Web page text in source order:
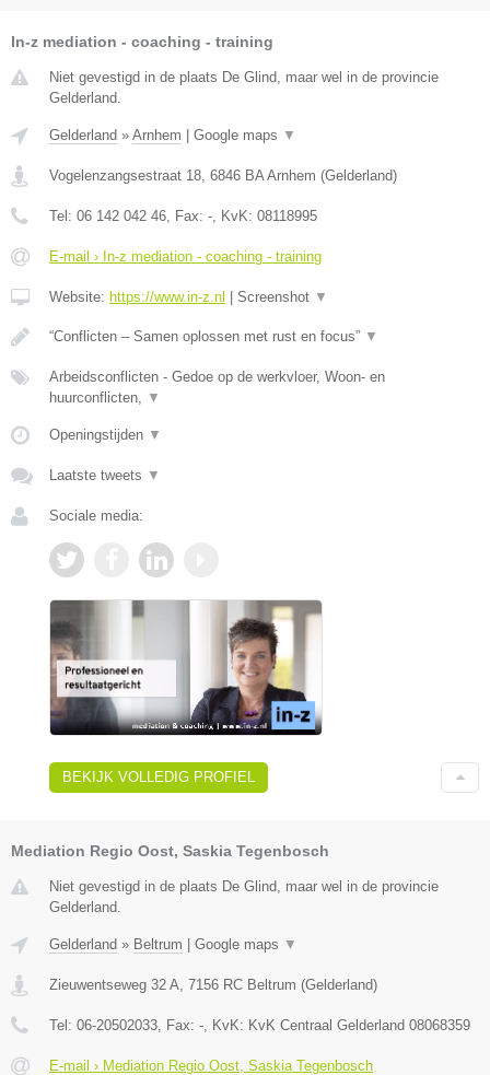
In-z mediation - coaching - training
Niet gevestigd in de plaats De Glind, maar wel in de provincie
Gelderland.
Gelderland » Arnhem Google maps ▼
Vogelenzangsestraat 18 6846 BA Arnhem (Gelderland)
Tel: 06 142 042 46 , Fax: - , KvK: 08118995
E-mail › In-z mediation - coaching - training
Website: https://www.in-z.nl Screenshot ▼
“Conflicten – Samen oplossen met rust en focus” ▼
Arbeidsconflicten - Gedoe op de werkvloer, Woon- en
huurconflicten,
▼
Openingstijden ▼
Laatste tweets ▼
Sociale media:
BEKIJK VOLLEDIG PROFIEL
Mediation Regio Oost, Saskia Tegenbosch
Niet gevestigd in de plaats De Glind, maar wel in de provincie
Gelderland.
Gelderland » Beltrum Google maps ▼
Zieuwentseweg 32 A 7156 RC Beltrum (Gelderland)
Tel: 06-20502033 , Fax: - , KvK: KvK Centraal Gelderland 08068359
E-mail › Mediation Regio Oost, Saskia Tegenbosch